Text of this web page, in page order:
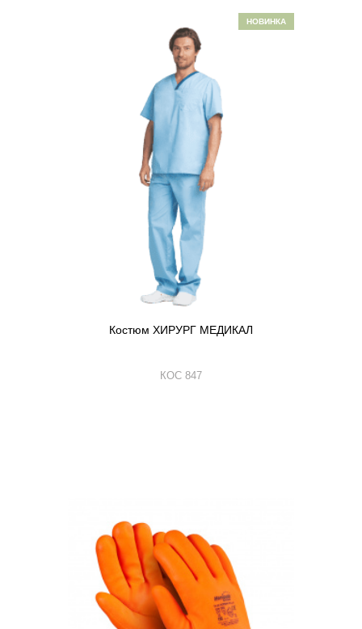
НОВИНКА
Костюм ХИРУРГ МЕДИКАЛ
КОС 847